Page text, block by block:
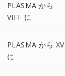
PLASMA から
VIFF に
PLASMA から XV
に